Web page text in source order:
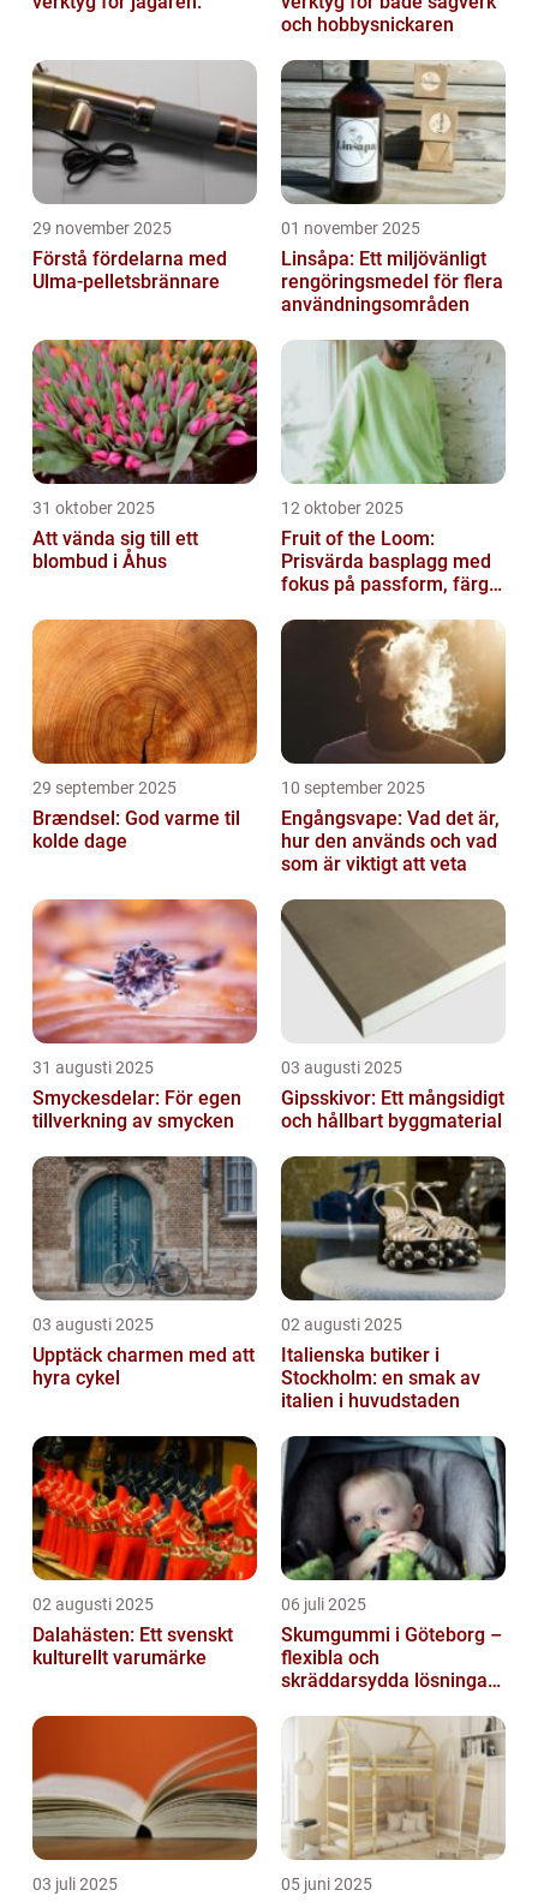
och hobbysnickaren
29 november 2025
Förstå fördelarna med
Ulma-pelletsbrännare
01 november 2025
Linsåpa: Ett miljövänligt
rengöringsmedel för flera
användningsområden
31 oktober 2025
Att vända sig till ett
blombud i Åhus
12 oktober 2025
Fruit of the Loom:
Prisvärda basplagg med
fokus på passform, färg
29 september 2025
Brændsel: God varme til
kolde dage
10 september 2025
Engångsvape: Vad det är,
hur den används och vad
som är viktigt att veta
31 augusti 2025
Smyckesdelar: För egen
tillverkning av smycken
03 augusti 2025
Gipsskivor: Ett mångsidigt
och hållbart byggmaterial
03 augusti 2025
Upptäck charmen med att
hyra cykel
02 augusti 2025
Italienska butiker i
Stockholm: en smak av
italien i huvudstaden
02 augusti 2025
Dalahästen: Ett svenskt
kulturellt varumärke
06 juli 2025
Skumgummi i Göteborg –
flexibla och
skräddarsydda lösningar
03 juli 2025 05 juni 2025